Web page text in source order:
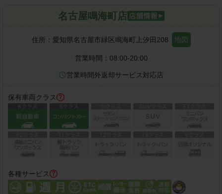
名古屋鳴海町店
住所： 愛知県名古屋市緑区鳴海町上汐田208 地図
営業時間： 08:00-20:00
営業時間外返却サービス対応店
保有車両クラス
各種サービス